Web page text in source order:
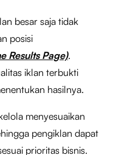
besar saja tidak
posisi
Results Page).
iklan terbukti
hasilnya.
menyesuaikan
pengiklan dapat
prioritas bisnis.